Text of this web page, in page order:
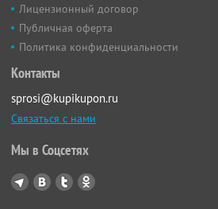
Лицензионный договор
Публичная оферта
Политика конфиденциальности
Контакты
sprosi@kupikupon.ru
Связаться с нами
Мы в Соцсетях